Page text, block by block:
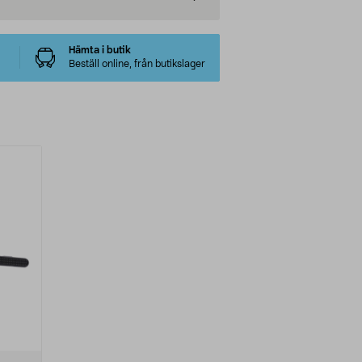
Hämta i butik
Beställ online, från butikslager